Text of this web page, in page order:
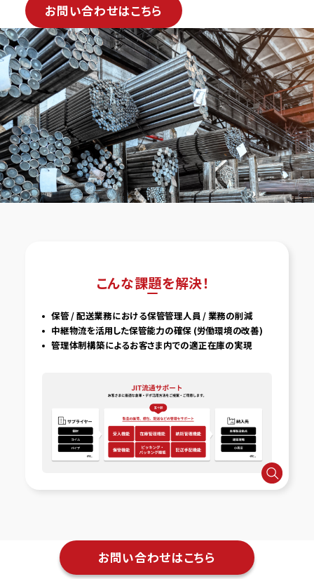
お問い合わせはこちら
こんな課題を解決！
保管 / 配送業務における保管管理人員 / 業務の削減
中継物流を活用した保管能力の確保 (労働環境の改善)
管理体制構築によるお客さま内での適正在庫の実現
お問い合わせはこちら